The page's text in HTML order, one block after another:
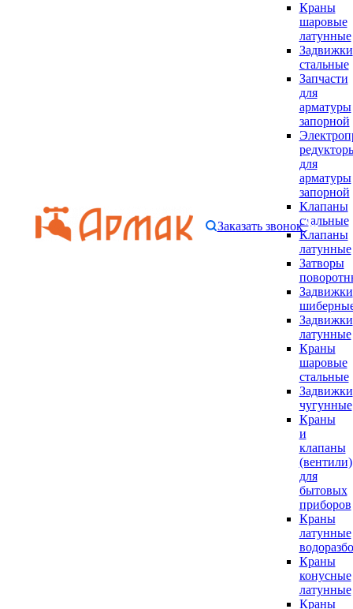
Краны
шаровые
латунные
Задвижки
стальные
Запчасти
для
арматуры
запорной
для
арматуры
запорной
Клапаны
стальные
Клапаны
латунные
Затворы
Задвижки
Задвижки
латунные
Краны
шаровые
стальные
Задвижки
чугунные
Краны
и
клапаны
(вентили)
для
бытовых
приборов
Краны
латунные
Краны
конусные
латунные
Краны
Заказать звонок